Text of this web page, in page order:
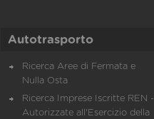
Autotrasporto
Ricerca Aree di Fermata e
Nulla Osta
Ricerca Imprese Iscritte REN -
Autorizzate all'Esercizio della